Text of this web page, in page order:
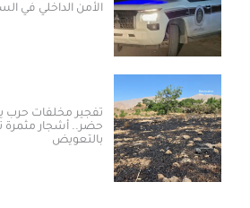
الأمن الداخلي في السيدة زينب
حضر.. أشجار مثمرة تحترق
بالتعويض